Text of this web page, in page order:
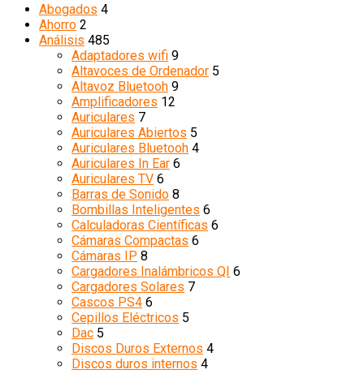
Abogados 4
Ahorro 2
Análisis 485
Adaptadores wifi 9
Altavoces de Ordenador 5
Altavoz Bluetooh 9
Amplificadores 12
Auriculares 7
Auriculares Abiertos 5
Auriculares Bluetooh 4
Auriculares In Ear 6
Auriculares TV 6
Barras de Sonido 8
Bombillas Inteligentes 6
Calculadoras Científicas 6
Cámaras Compactas 6
Cámaras IP 8
Cargadores Inalámbricos QI 6
Cargadores Solares 7
Cascos PS4 6
Cepillos Eléctricos 5
Dac 5
Discos Duros Externos 4
Discos duros internos 4